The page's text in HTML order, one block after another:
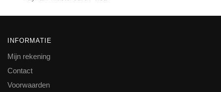
INFORMATIE
Mijn rekening
Contact
Voorwaarden